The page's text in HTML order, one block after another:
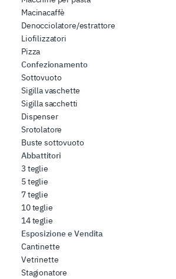
Macinacaffè
Denocciolatore/estrattore
Liofilizzatori
Pizza
Confezionamento
Sottovuoto
Sigilla vaschette
Sigilla sacchetti
Dispenser
Srotolatore
Buste sottovuoto
Abbattitori
3 teglie
5 teglie
7 teglie
10 teglie
14 teglie
Esposizione e Vendita
Cantinette
Vetrinette
Stagionatore